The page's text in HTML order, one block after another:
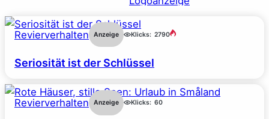
Revierverhalten Anzeige Klicks: 2790
Seriosität ist der Schlüssel
Revierverhalten Anzeige Klicks: 60